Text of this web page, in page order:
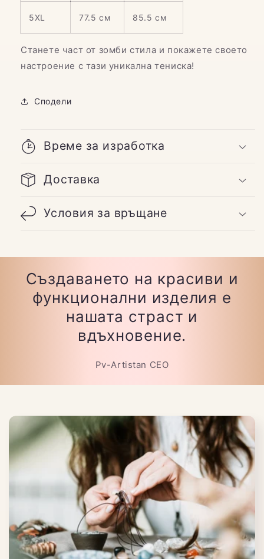
5XL 77.5 см 85.5 см
Станете част от зомби стила и покажете своето
настроение с тази уникална тениска!
Сподели
Време за изработка
Доставка
Условия за връщане
Създаването на красиви и
функционални изделия е
нашата страст и
вдъхновение.
Pv-Artistan CEO